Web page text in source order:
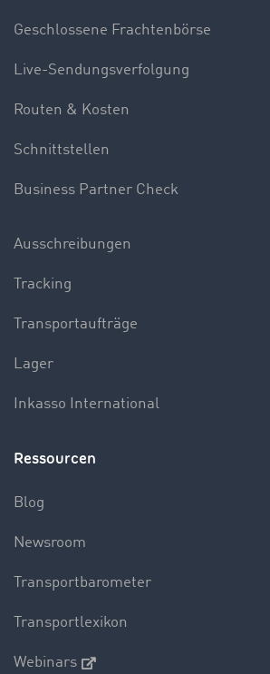
Geschlossene Frachtenbörse
Live-Sendungsverfolgung
Routen & Kosten
Schnittstellen
Business Partner Check
Ausschreibungen
Tracking
Transportaufträge
Lager
Inkasso International
Ressourcen
Blog
Newsroom
Transportbarometer
Transportlexikon
Webinars